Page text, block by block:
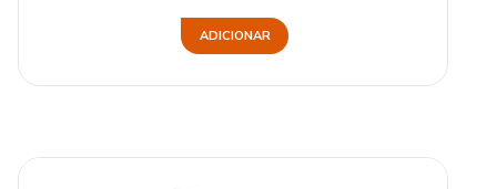
ADICIONAR